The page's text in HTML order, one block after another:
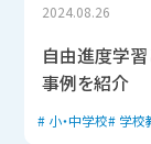
2024.08.26
自由進度学
事例を紹介
小・中学校 学校